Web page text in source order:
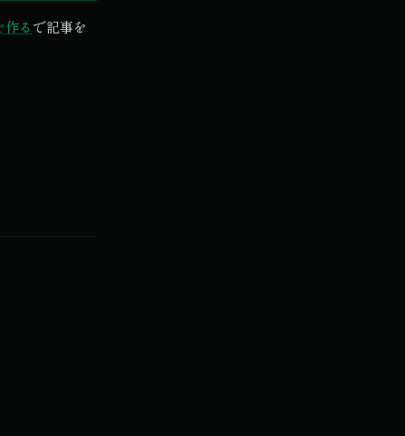
る で記事を